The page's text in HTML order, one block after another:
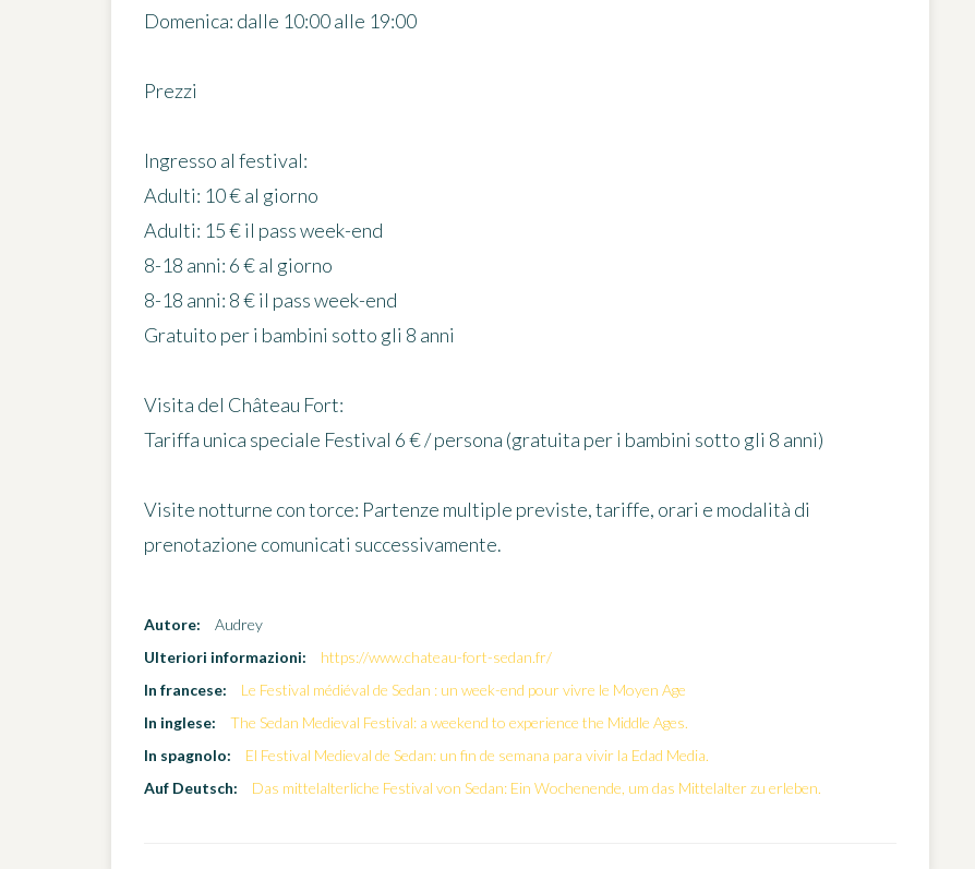
Domenica: dalle 10:00 alle 19:00
Prezzi
Ingresso al festival:
Adulti: 10 € al giorno
Adulti: 15 € il pass week-end
8-18 anni: 6 € al giorno
8-18 anni: 8 € il pass week-end
Gratuito per i bambini sotto gli 8 anni
Visita del Château Fort:
Tariffa unica speciale Festival 6 € / persona (gratuita per i bambini sotto gli 8 anni)
Visite notturne con torce: Partenze multiple previste, tariffe, orari e modalità di
prenotazione comunicati successivamente.
Autore:
Audrey
Ulteriori informazioni:
https://www.chateau-fort-sedan.fr/
In francese:
Le Festival médiéval de Sedan : un week-end pour vivre le Moyen Age
In inglese:
The Sedan Medieval Festival: a weekend to experience the Middle Ages.
In spagnolo:
El Festival Medieval de Sedan: un fin de semana para vivir la Edad Media.
Auf Deutsch:
Das mittelalterliche Festival von Sedan: Ein Wochenende, um das Mittelalter zu erleben.